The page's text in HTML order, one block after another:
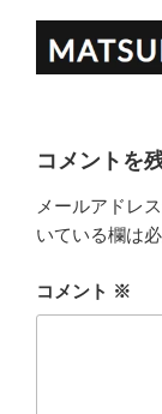
コメントを
メールアドレ
いている欄は
コメント ※